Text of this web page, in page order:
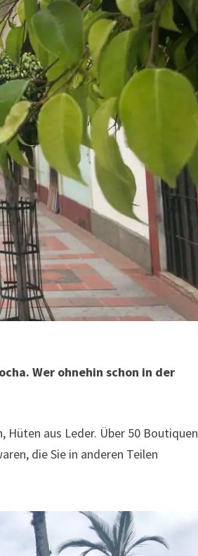
Wer ohnehin schon in der
Hüten aus Leder. Über 50 Boutiquen
die Sie in anderen Teilen